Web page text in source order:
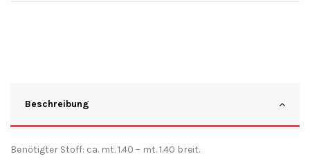
Beschreibung
Benötigter Stoff: ca. mt. 1.40 – mt. 1.40 breit.